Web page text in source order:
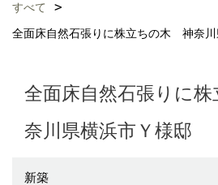
すべて
全面床自然石張りに株立ちの木 神奈川
全面床自然石張りに
奈川県横浜市Ｙ様邸
新築